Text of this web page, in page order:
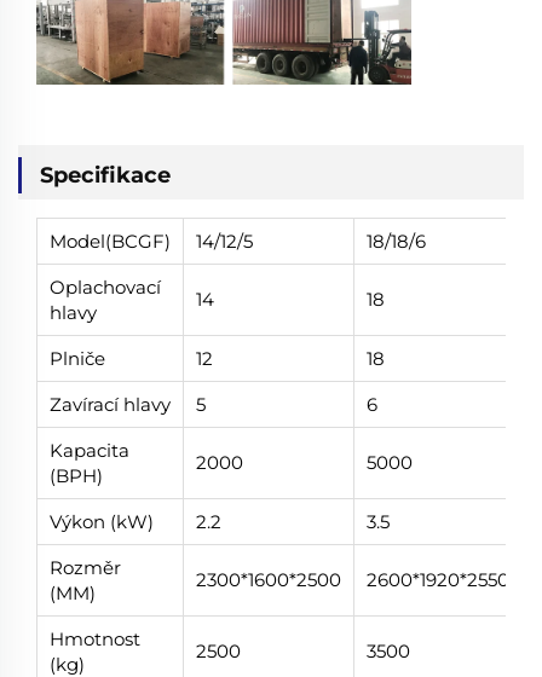
Specifikace
Model(BCGF) 14/12/5 18/18/6
Oplachovací
hlavy
14 18
Plniče 12 18
Zavírací hlavy
5 6
Kapacita
(BPH)
2000 5000
Výkon (kW) 2.2 3.5
Rozměr
(MM)
2300*1600*2500 2600*1920*2550
Hmotnost
(kg)
2500 3500